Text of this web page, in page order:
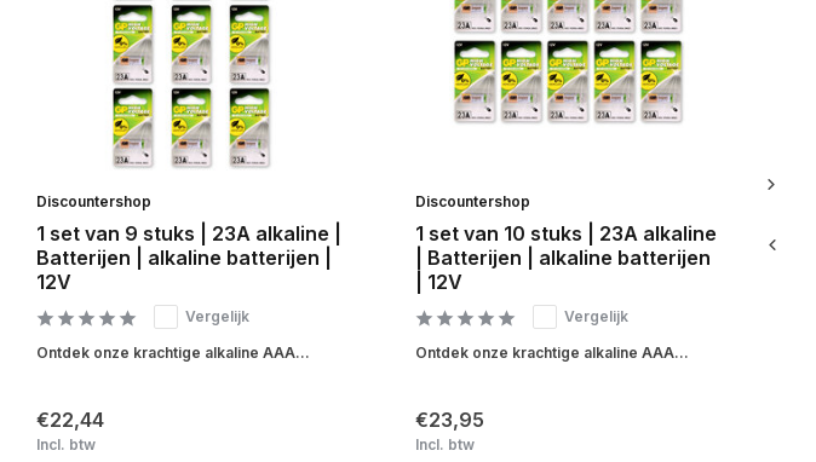
Discountershop
1 set van 9 stuks | 23A alkaline |
Batterijen | alkaline batterijen |
12V
Vergelijk
Ontdek onze krachtige alkaline AAA...
€22,44
Incl. btw
Discountershop
1 set van 10 stuks | 23A alkaline
| Batterijen | alkaline batterijen
| 12V
Vergelijk
Ontdek onze krachtige alkaline AAA...
€23,95
Incl. btw